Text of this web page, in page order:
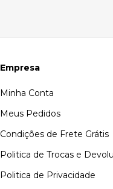
Empresa
Minha Conta
Meus Pedidos
Condições de Frete Grátis
Politica de Trocas e
Politica de Privacidade